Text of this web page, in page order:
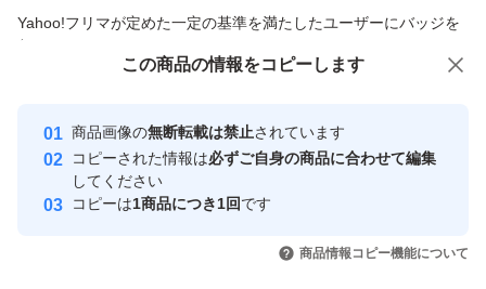
Yahoo!フリマが定めた一定の基準を満たしたユーザーにバッジを
付与しています
安心取引出品者
心・安全なユーザーです
取引実績
引を完了させた実績があります
この商品の情報をコピーします
商品画像の無断転載は禁止されています
コピーされた情報は必ずご自身の商品に合わせて編集
してください
コピーは1商品につき1回です
商品情報コピー機能について
この商品をみている人にオススメ